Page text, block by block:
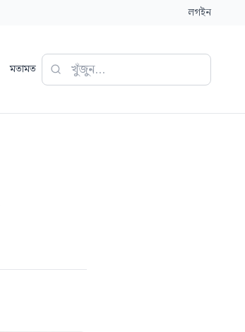
লগইন
মতামত